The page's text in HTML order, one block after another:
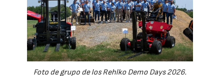
Foto de grupo de los Rehlko Demo Days 2026.